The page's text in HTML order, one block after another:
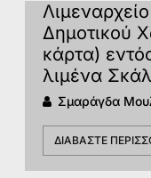
Δημοτικού
κάρτα)
λιμένα
Σμαράγδα
ΔΙΑΒΆΣΤΕ